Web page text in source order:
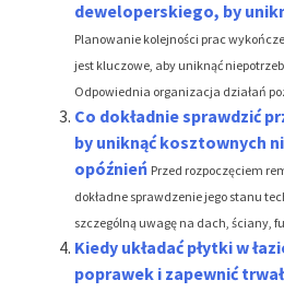
deweloperskiego, by
Planowanie kolejności prac
jest kluczowe, aby uniknąć
Odpowiednia organizacja działań
Co dokładnie sprawdzić
by uniknąć kosztownych
opóźnień Przed rozpoczęciem
dokładne sprawdzenie jego stanu
szczególną uwagę na dach, ściany,
Kiedy układać płytki w
poprawek i zapewnić